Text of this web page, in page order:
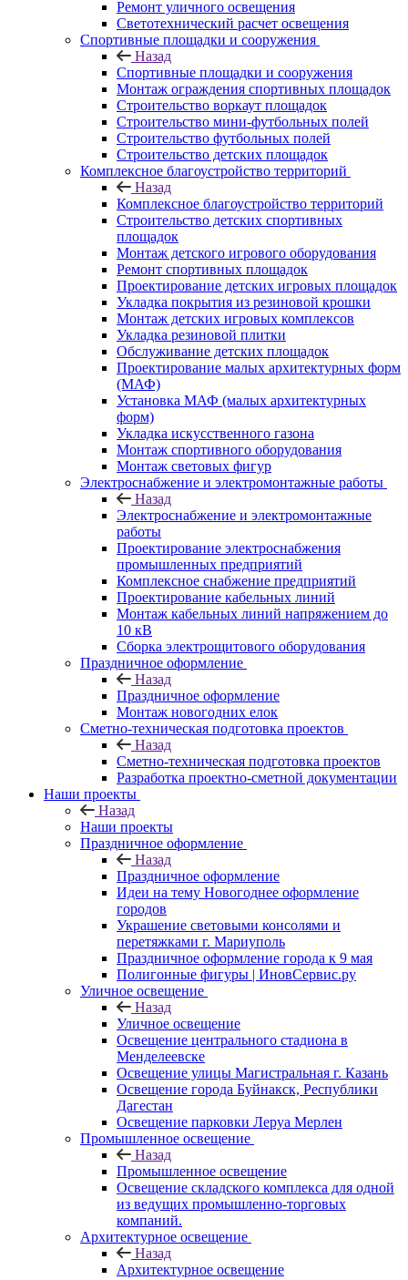
Ремонт уличного освещения
Светотехнический расчет освещения
Спортивные площадки и сооружения
Назад
Спортивные площадки и сооружения
Монтаж ограждения спортивных площадок
Строительство воркаут площадок
Строительство мини-футбольных полей
Строительство футбольных полей
Строительство детских площадок
Комплексное благоустройство территорий
Назад
Комплексное благоустройство территорий
Строительство детских спортивных
площадок
Монтаж детского игрового оборудования
Ремонт спортивных площадок
Проектирование детских игровых площадок
Укладка покрытия из резиновой крошки
Монтаж детских игровых комплексов
Укладка резиновой плитки
Обслуживание детских площадок
Проектирование малых архитектурных форм
(МАФ)
Установка МАФ (малых архитектурных
форм)
Укладка искусственного газона
Монтаж спортивного оборудования
Монтаж световых фигур
Электроснабжение и электромонтажные работы
Назад
Электроснабжение и электромонтажные
работы
Проектирование электроснабжения
промышленных предприятий
Комплексное снабжение предприятий
Проектирование кабельных линий
Монтаж кабельных линий напряжением до
10 кВ
Сборка электрощитового оборудования
Праздничное оформление
Назад
Праздничное оформление
Монтаж новогодних елок
Сметно-техническая подготовка проектов
Назад
Сметно-техническая подготовка проектов
Разработка проектно-сметной документации
Наши проекты
Назад
Наши проекты
Праздничное оформление
Назад
Праздничное оформление
Идеи на тему Новогоднее оформление
городов
Украшение световыми консолями и
перетяжками г. Мариуполь
Праздничное оформление города к 9 мая
Полигонные фигуры | ИновСервис.ру
Уличное освещение
Назад
Уличное освещение
Освещение центрального стадиона в
Менделеевске
Освещение улицы Магистральная г. Казань
Освещение города Буйнакск, Республики
Дагестан
Освещение парковки Леруа Мерлен
Промышленное освещение
Назад
Промышленное освещение
Освещение складского комплекса для одной
из ведущих промышленно-торговых
компаний.
Архитектурное освещение
Назад
Архитектурное освещение